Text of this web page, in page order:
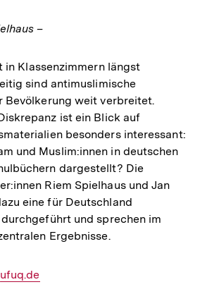
–
in Klassenzimmern längst
sind antimuslimische
Bevölkerung weit verbreitet.
ist ein Blick auf
besonders interessant:
und Muslim:innen in deutschen
dargestellt? Die
Riem Spielhaus und Jan
eine für Deutschland
und sprechen im
Ergebnisse.
Externer
ufuq.de